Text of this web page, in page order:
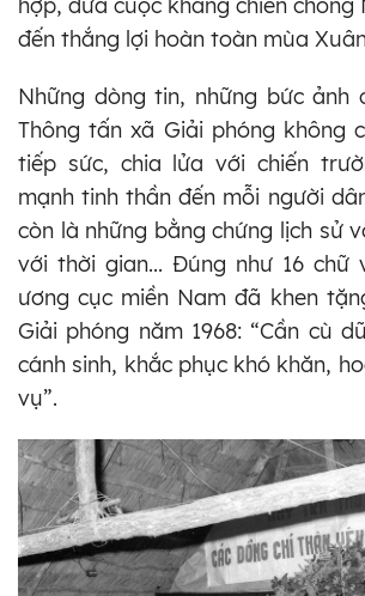
đến thắng lợi hoàn toàn mùa
Những dòng tin, những bức ảnh
Thông tấn xã Giải phóng không
tiếp sức, chia lửa với chiến
mạnh tinh thần đến mỗi người
còn là những bằng chứng lịch sử
với thời gian... Đúng như 16 chữ
ương cục miền Nam đã khen
Giải phóng năm 1968: “Cần cù
cánh sinh, khắc phục khó khăn,
vụ”.